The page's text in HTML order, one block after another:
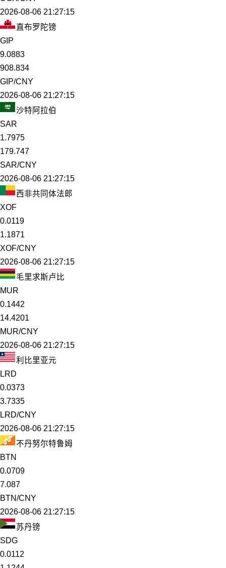
2026-08-06 21:27:15
直布罗陀镑
GIP
9.0883
908.834
GIP/CNY
2026-08-06 21:27:15
沙特阿拉伯
SAR
1.7975
179.747
SAR/CNY
2026-08-06 21:27:15
西非共同体法郎
XOF
0.0119
1.1871
XOF/CNY
2026-08-06 21:27:15
毛里求斯卢比
MUR
0.1442
14.4201
MUR/CNY
2026-08-06 21:27:15
利比里亚元
LRD
0.0373
3.7335
LRD/CNY
2026-08-06 21:27:15
不丹努尔特鲁姆
BTN
0.0709
7.087
BTN/CNY
2026-08-06 21:27:15
苏丹镑
SDG
0.0112